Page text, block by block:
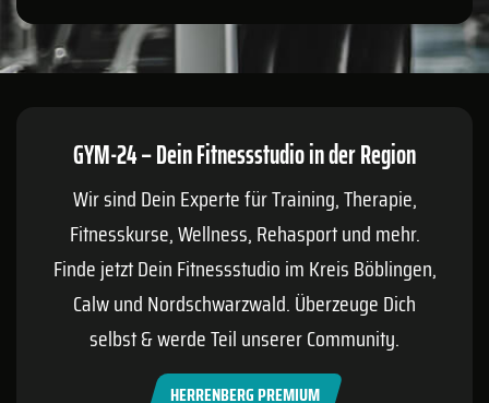
GYM-24 – Dein Fitnessstudio in der Region
Wir sind Dein Experte für Training, Therapie,
Fitnesskurse, Wellness, Rehasport und mehr.
Finde jetzt Dein Fitnessstudio im KreisBöblingen,
Calwund Nordschwarzwald. Überzeuge Dich
selbst & werde Teil unserer Community.
HERRENBERG PREMIUM